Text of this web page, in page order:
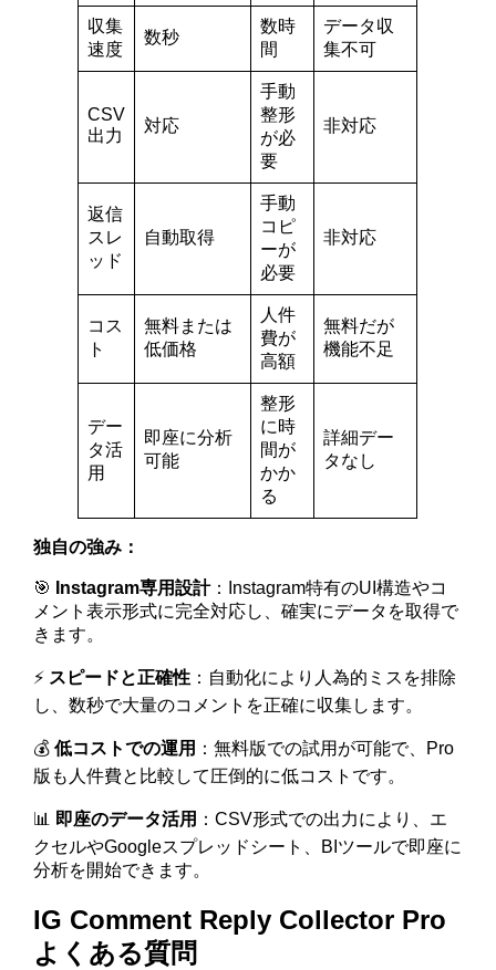
収集
速度
数秒
数時
間
データ収
集不可
CSV
出力
対応
手動
整形
が必
要
非対応
返信
スレ
ッド
自動取得
手動
コピ
ーが
必要
非対応
コス
ト
無料または
低価格
人件
費が
高額
無料だが
機能不足
デー
タ活
用
即座に分析
可能
整形
に時
間が
かか
る
詳細デー
タなし
独自の強み：
🎯 Instagram専用設計：Instagram特有のUI構造やコ
メント表示形式に完全対応し、確実にデータを取得で
きます。
⚡ スピードと正確性 ：自動化により人為的ミスを排除
し、数秒で大量のコメントを正確に収集します。
💰低コストでの運用 ：無料版での試用が可能で、Pro
版も人件費と比較して圧倒的に低コストです。
📊 即座のデータ活用 ：CSV形式での出力により、エ
クセルやGoogleスプレッドシート、BIツールで即座に
分析を開始できます。
IG Comment Reply Collector Pro
よくある質問